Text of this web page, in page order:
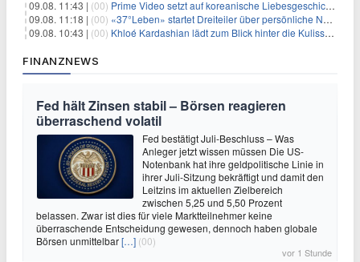
09.08. 11:43 | (00) Prime Video setzt auf koreanische Liebesgeschichte
09.08. 11:18 | (00) «37°Leben» startet Dreiteiler über persönliche Neuanfänge
09.08. 10:43 | (00) Khloé Kardashian lädt zum Blick hinter die Kulissen ihres Freundeskreises
FINANZNEWS
Fed hält Zinsen stabil – Börsen reagieren
überraschend volatil
Fed bestätigt Juli-Beschluss – Was
Anleger jetzt wissen müssen Die US-
Notenbank hat ihre geldpolitische Linie in
ihrer Juli-Sitzung bekräftigt und damit den
Leitzins im aktuellen Zielbereich
zwischen 5,25 und 5,50 Prozent
belassen. Zwar ist dies für viele Marktteilnehmer keine
überraschende Entscheidung gewesen, dennoch haben globale
Börsen unmittelbar[…] (00)
vor 1 Stunde